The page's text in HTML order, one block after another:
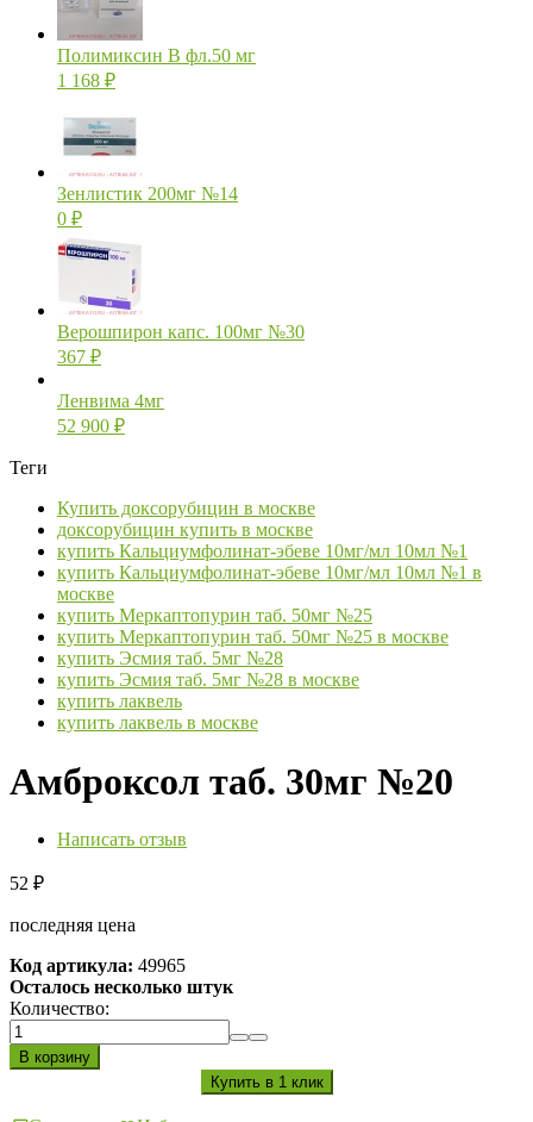
Полимиксин В фл.50 мг
1 168 ₽
Зенлистик 200мг №14
0 ₽
Верошпирон капс. 100мг №30
367 ₽
Ленвима 4мг
52 900 ₽
Теги
Купить доксорубицин в москве
доксорубицин купить в москве
купить Кальциумфолинат-эбеве 10мг/мл 10мл №1
купить Кальциумфолинат-эбеве 10мг/мл 10мл №1 в
москве
купить Меркаптопурин таб. 50мг №25
купить Меркаптопурин таб. 50мг №25 в москве
купить Эсмия таб. 5мг №28
купить Эсмия таб. 5мг №28 в москве
купить лаквель
купить лаквель в москве
Амброксол таб. 30мг №20
Написать отзыв
52 ₽
последняя цена
Код артикула: 49965
Осталось несколько штук
Количество: